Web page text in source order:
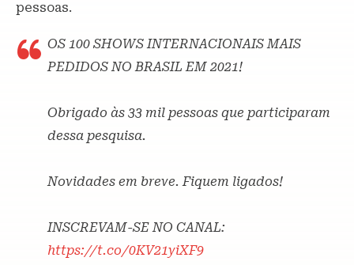
pessoas.
OS 100 SHOWS INTERNACIONAIS MAIS
PEDIDOS NO BRASIL EM 2021!
Obrigado às 33 mil pessoas que participaram
dessa pesquisa.
Novidades em breve. Fiquem ligados!
INSCREVAM-SE NO CANAL:
https://t.co/0KV21yiXF9